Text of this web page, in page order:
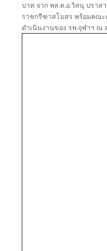
บาท จาก พล.ต.อ.วิสนุ ปราส
ราชกรีฑาสโมสร พร้อมคณะ
ดำเนินงานของ รพ.จุฬาฯ ณ